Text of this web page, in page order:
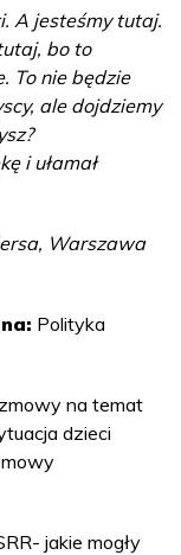
A jesteśmy tutaj.
bo to
To nie będzie
ale dojdziemy
i ułamał
Warszawa
Polityka
na temat
dzieci
jakie mogły